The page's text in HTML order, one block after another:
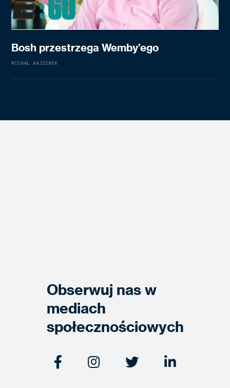
Bosh przestrzega Wemby’ego
MICHAŁ KAJZEREK
Obserwuj nas w
mediach
społecznościowych
   